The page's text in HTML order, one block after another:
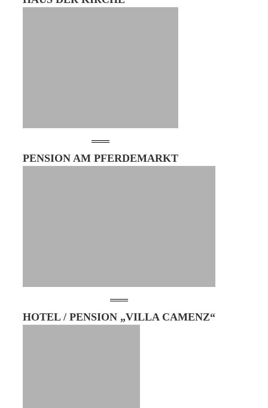
PENSION AM PFERDEMARKT
HOTEL / PENSION „VILLA CAMENZ“